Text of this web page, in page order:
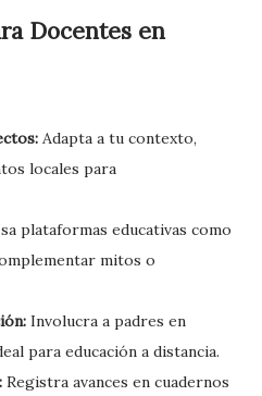
Docentes en
Adapta a tu contexto,
locales para
plataformas educativas como
mitos o
Involucra a padres en
para educación a distancia.
Registra avances en cuadernos